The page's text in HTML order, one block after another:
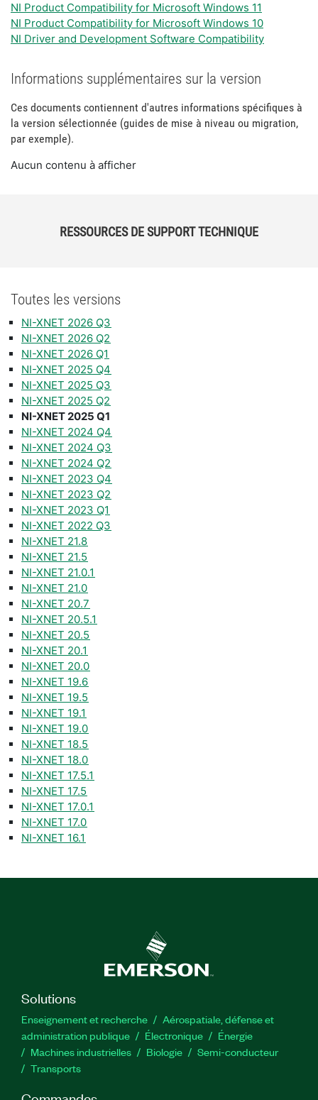
NI Product Compatibility for Microsoft Windows 11
NI Product Compatibility for Microsoft Windows 10
NI Driver and Development Software Compatibility
Informations supplémentaires sur la version
Ces documents contiennent d'autres informations spécifiques à
la version sélectionnée (guides de mise à niveau ou migration,
par exemple).
Aucun contenu à afficher
RESSOURCES DE SUPPORT TECHNIQUE
Toutes les versions
NI-XNET 2026 Q3
NI-XNET 2026 Q2
NI-XNET 2026 Q1
NI-XNET 2025 Q4
NI-XNET 2025 Q3
NI-XNET 2025 Q2
NI-XNET 2025 Q1
NI-XNET 2024 Q4
NI-XNET 2024 Q3
NI-XNET 2024 Q2
NI-XNET 2023 Q4
NI-XNET 2023 Q2
NI-XNET 2023 Q1
NI-XNET 2022 Q3
NI-XNET 21.8
NI-XNET 21.5
NI-XNET 21.0.1
NI-XNET 21.0
NI-XNET 20.7
NI-XNET 20.5.1
NI-XNET 20.5
NI-XNET 20.1
NI-XNET 20.0
NI-XNET 19.6
NI-XNET 19.5
NI-XNET 19.1
NI-XNET 19.0
NI-XNET 18.5
NI-XNET 18.0
NI-XNET 17.5.1
NI-XNET 17.5
NI-XNET 17.0.1
NI-XNET 17.0
NI-XNET 16.1
Solutions
Enseignement et recherche
Aérospatiale, défense et
administration publique
Électronique
Énergie​
Machines industrielles
Biologie
Semi-conducteur
Transports